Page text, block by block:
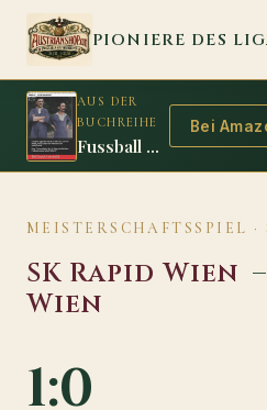
Zum Inhalt springen
PIONIERE DES
AUS DER
BUCHREIHE
Fussball Legenden 1916/17
Bei
MEISTERSCHAFTSSPIEL ·
SK Rapid Wien –
Wien
1:0